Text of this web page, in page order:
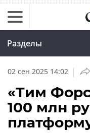
Разделы
02 сен 2025 14:02 |
«Тим
100 млн